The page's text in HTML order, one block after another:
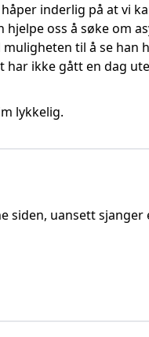
inderlig på at vi
oss å søke om
til å se han
ikke gått en dag
lykkelig.
siden, uansett